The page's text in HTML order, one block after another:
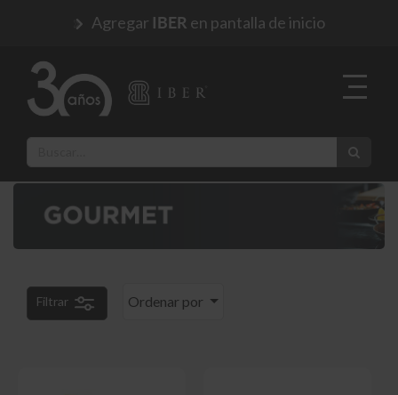
Agregar IBER en pantalla de inicio
Ordenar por
Filtrar